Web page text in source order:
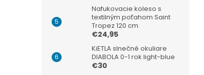
Nafukovacie koleso s
textilným poťahom Saint
Tropez 120 cm
€24,95
KiETLA slnečné okuliare
DIABOLA 0-1 rok light-blue
€30